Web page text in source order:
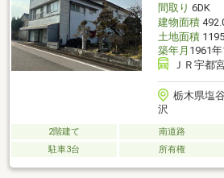
間取り 6DK
建物面積
土地面積
築年月 1961
ＪＲ宇都
栃木県塩
沢
2階建て 南道路
駐車3台
所有権